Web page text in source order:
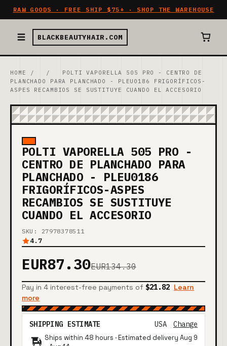
RAW GOODS · FREE SHIP $75+ · SHOP THE WAREHOUSE
BLACKBEAUTYHAIR.COM
HOME / /
POLTI VAPORELLA 505 PRO - CENTRO DE
PLANCHADO PARA PLANCHADO - PLEU0186 FRIGORÍFICOS-
ASPES RECAMBIOS SE SUSTITUYE CUANDO EL ACCESORIO
POLTI VAPORELLA 505 PRO -
CENTRO DE PLANCHADO PARA
PLANCHADO - PLEU0186
FRIGORÍFICOS-ASPES
RECAMBIOS SE SUSTITUYE
CUANDO EL ACCESORIO
SKU: 27978378511
4.7
EUR87.30EUR134.30
Pay in 4 interest-free payments of $21.82 Learn
more
SHIPPING ESTIMATE USA Change
Ships within 48 hours · Estimated delivery Aug 9